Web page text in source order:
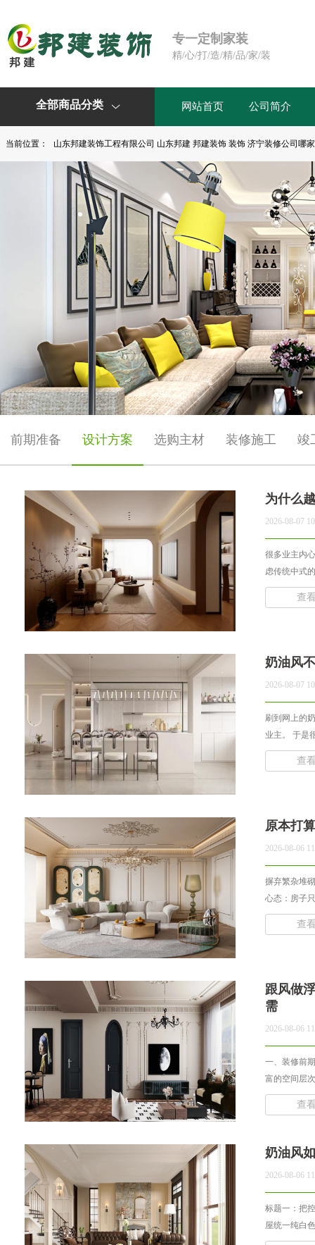
专一定制家装
精/心/打/造/精/品/家/装
全部商品分类  网站首页 公司简介
当前位置： 山东邦建装饰工程有限公司 山东邦建 邦建装饰 装饰 济宁装修公司哪
前期准备 设计方案 选购主材 装修施工 竣
为什么
2026-08-07
很多业主内
虑传统中式
查
奶油风
2026-08-07
刷到网上的
业主。 于是
查
原本打
2026-08-06
摒弃繁杂堆
心态：房子
查
跟风做
需
2026-08-06
一、装修前
富的空间层
查
奶油风
2026-08-06
标题一：把
屋统一纯白